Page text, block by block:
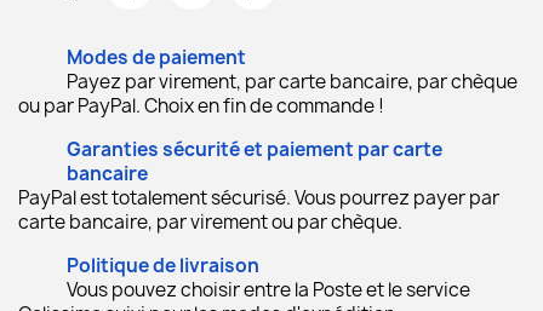
Modes de paiement
Payez par virement, par carte bancaire, par chèque
ou par PayPal. Choix en fin de commande !
Garanties sécurité et paiement par carte
bancaire
PayPal est totalement sécurisé. Vous pourrez payer par
carte bancaire, par virement ou par chèque.
Politique de livraison
Vous pouvez choisir entre la Poste et le service